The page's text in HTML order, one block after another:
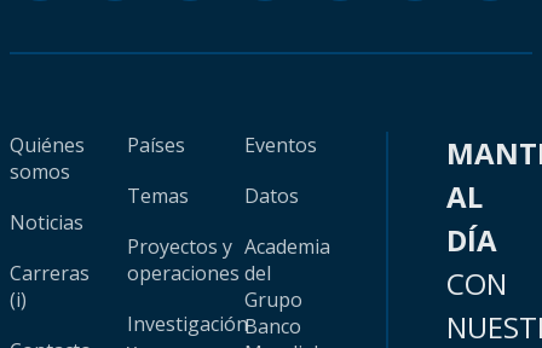
Quiénes
somos
Noticias
Carreras
(i)
Países
Temas
Proyectos y
operaciones
Investigación
Eventos
Datos
Academia
del
Grupo
Banco
AL
DÍA
CON